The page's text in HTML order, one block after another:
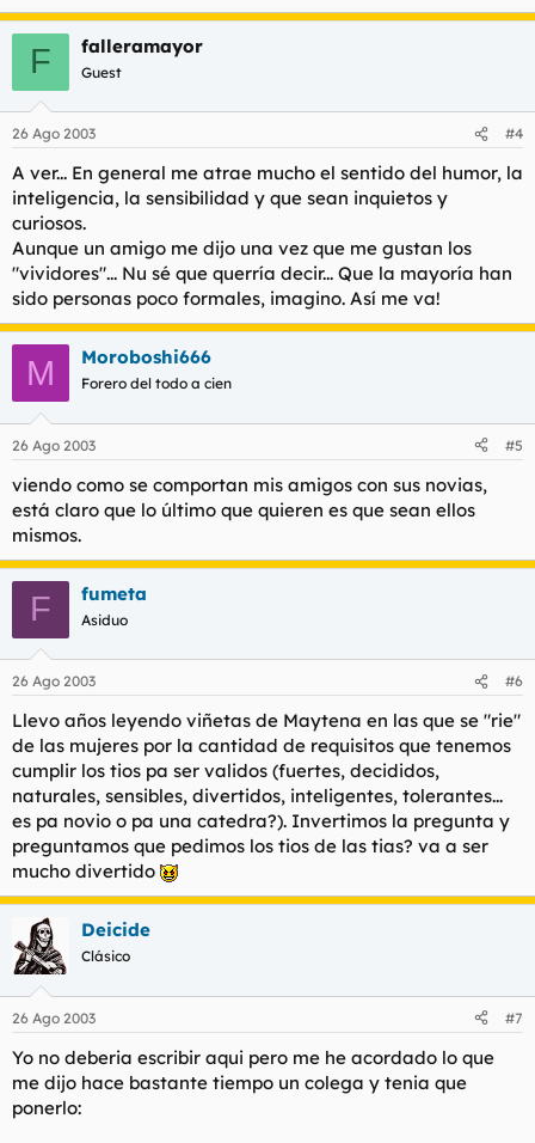
F falleramayor
Guest
26 Ago 2003 #4
A ver... En general me atrae mucho el sentido del humor, la
inteligencia, la sensibilidad y que sean inquietos y
curiosos.
Aunque un amigo me dijo una vez que me gustan los
"vividores"... Nu sé que querría decir... Que la mayoría han
sido personas poco formales, imagino. Así me va!
M Moroboshi666
Forero del todo a cien
26 Ago 2003 #5
viendo como se comportan mis amigos con sus novias,
está claro que lo último que quieren es que sean ellos
mismos.
F fumeta
Asiduo
26 Ago 2003 #6
Llevo años leyendo viñetas de Maytena en las que se "rie"
de las mujeres por la cantidad de requisitos que tenemos
cumplir los tios pa ser validos (fuertes, decididos,
naturales, sensibles, divertidos, inteligentes, tolerantes...
es pa novio o pa una catedra?). Invertimos la pregunta y
preguntamos que pedimos los tios de las tias? va a ser
mucho divertido
Deicide
Clásico
26 Ago 2003 #7
Yo no deberia escribir aqui pero me he acordado lo que
me dijo hace bastante tiempo un colega y tenia que
ponerlo: